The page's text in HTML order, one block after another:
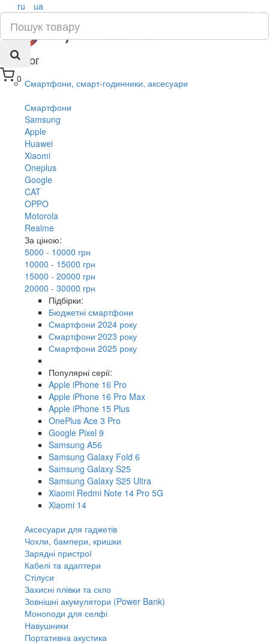
0
×
ru ua
Каталог
Смартфони, смарт-годинники, аксесуари
Смартфони
Samsung
Apple
Huawei
Xiaomi
Oneplus
Google
CAT
OPPO
Motorola
Realme
За ціною:
5000 - 10000 грн
10000 - 15000 грн
15000 - 20000 грн
20000 - 30000 грн
Підбірки:
Бюджетні смартфони
Смартфони 2024 року
Смартфони 2023 року
Смартфони 2025 року
Популярні серії:
Apple iPhone 16 Pro
Apple iPhone 16 Pro Max
Apple iPhone 15 Plus
OnePlus Ace 3 Pro
Google Pixel 9
Samsung A56
Samsung Galaxy Fold 6
Samsung Galaxy S25
Samsung Galaxy S25 Ultra
Xiaomi Redmi Note 14 Pro 5G
Xiaomi 14
Аксесуари для гаджетів
Чохли, бампери, кришки
Зарядні пристрої
Кабелі та адаптери
Стілуси
Захисні плівки та скло
Зовнішні акумулятори (Power Bank)
Моноподи для селфі
Навушники
Портативна акустика